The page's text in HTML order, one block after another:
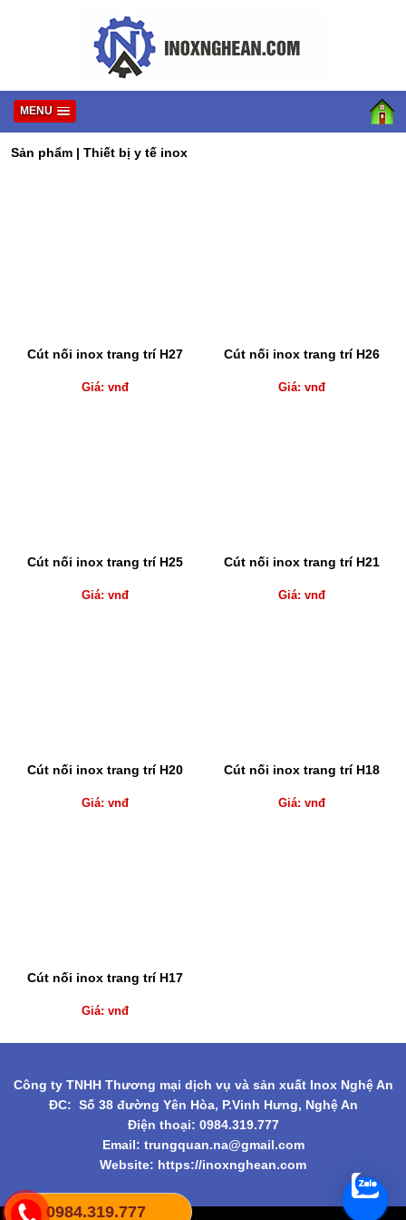
MENU
Sản phẩm | Thiết bị y tế inox
Cút nối inox trang trí H27
Giá: vnđ
Cút nối inox trang trí H26
Giá: vnđ
Cút nối inox trang trí H25
Giá: vnđ
Cút nối inox trang trí H21
Giá: vnđ
Cút nối inox trang trí H20
Giá: vnđ
Cút nối inox trang trí H18
Giá: vnđ
Cút nối inox trang trí H17
Giá: vnđ
Công ty TNHH Thương mại dịch vụ và sản xuất Inox Nghệ An
ĐC: Số 38 đường Yên Hòa, P.Vinh Hưng, Nghệ An
Điện thoại: 0984.319.777
Email: trungquan.na@gmail.com
Website: https://inoxnghean.com
0984.319.777